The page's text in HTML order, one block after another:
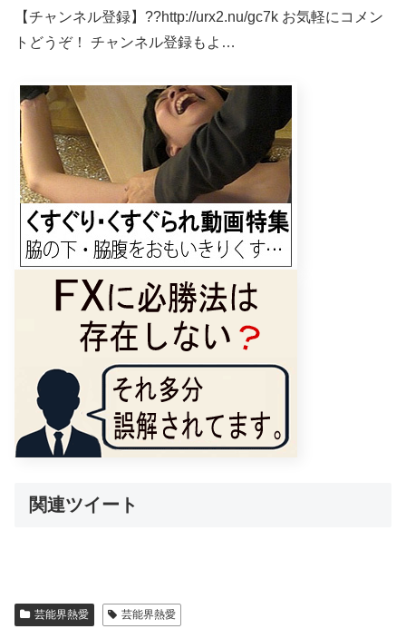
【チャンネル登録】??http://urx2.nu/gc7k お気軽にコメン
トどうぞ！ チャンネル登録もよ…
関連ツイート
芸能界熱愛 芸能界熱愛